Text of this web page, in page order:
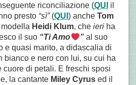
riconciliazione (QUI il
presto “sì”(QUI ) anche Tom
Heidi Klum, che ieriha
il suo “Ti Amo ”al suo
e quasi marito, a didascalia di
bianco e nero con lui, su cui ha
cuore di petali. E freschi sposi
la cantante Miley Cyrus ed il